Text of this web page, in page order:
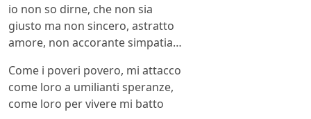
io non so dirne, che non sia
giusto ma non sincero, astratto
amore, non accorante simpatia…
Come i poveri povero, mi attacco
come loro a umilianti speranze,
come loro per vivere mi batto